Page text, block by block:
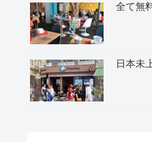
全て無
日本未